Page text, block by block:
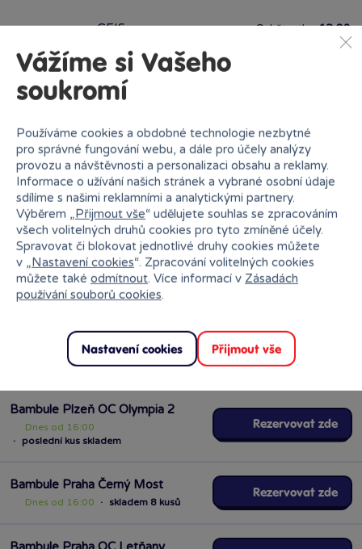
GEIS Od čtvrtka13.08.
Vložit produkt do košíku
Ihned k odběru na pobočce
Bambule Brno OC Olympia
Dnes od 16:00 · skladem 3 kusy
Rezervovat zde
Bambule OC Šestka
Dnes od 15:00
poslední kus skladem
Rezervovat zde
Bambule Plzeň OC Olympia 2
Dnes od 16:00
·
poslední kus skladem
Rezervovat zde
Bambule Praha Černý Most
Dnes od 16:00 · skladem 8 kusů
Rezervovat zde
Vážíme si Vašeho
soukromí
Používáme cookies a obdobné technologie nezbytné
pro správné fungování webu, a dále pro účely analýzy
provozu a návštěvnosti a personalizaci obsahu a reklamy.
Informace o užívání našich stránek a vybrané osobní údaje
sdílíme s našimi reklamními a analytickými partnery.
Výběrem „Přijmout vše“ udělujete souhlas se zpracováním
všech volitelných druhů cookies pro tyto zmíněné účely.
Spravovat či blokovat jednotlivé druhy cookies můžete
v „Nastavení cookies“. Zpracování volitelných cookies
můžete také odmítnout. Více informací v Zásadách
používání souborů cookies.
Nastavení cookies Přijmout vše